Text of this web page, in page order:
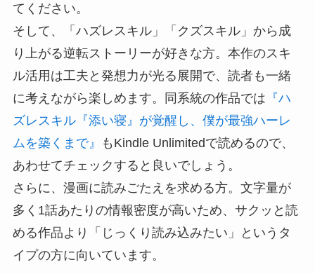
てください。
そして、「ハズレスキル」「クズスキル」から成
り上がる逆転ストーリーが好きな方。本作のスキ
ル活用は工夫と発想力が光る展開で、読者も一緒
に考えながら楽しめます。同系統の作品では 『ハ
ズレスキル『添い寝』が覚醒し、僕が最強ハーレ
ムを築くまで』
もKindle Unlimitedで読めるので、
あわせてチェックすると良いでしょう。
さらに、漫画に読みごたえを求める方。文字量が
多く1話あたりの情報密度が高いため、サクッと読
める作品より「じっくり読み込みたい」というタ
イプの方に向いています。